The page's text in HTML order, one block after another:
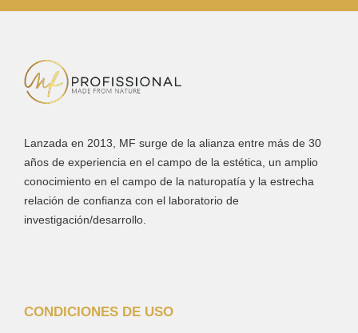
Lanzada en 2013, MF surge de la alianza entre más de 30
años de experiencia en el campo de la estética, un amplio
conocimiento en el campo de la naturopatía y la estrecha
relación de confianza con el laboratorio de
investigación/desarrollo.
CONDICIONES DE USO